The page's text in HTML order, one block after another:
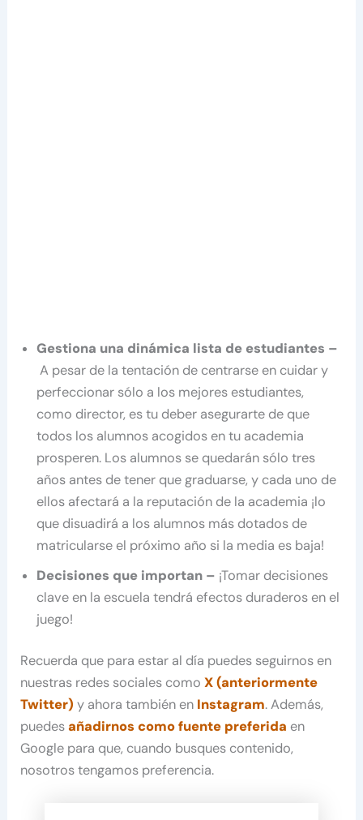
Gestiona una dinámica lista de estudiantes –
A pesar de la tentación de centrarse en cuidar y
perfeccionar sólo a los mejores estudiantes,
como director, es tu deber asegurarte de que
todos los alumnos acogidos en tu academia
prosperen. Los alumnos se quedarán sólo tres
años antes de tener que graduarse, y cada uno de
ellos afectará a la reputación de la academia ¡lo
que disuadirá a los alumnos más dotados de
matricularse el próximo año si la media es baja!
Decisiones que importan – ¡Tomar decisiones
clave en la escuela tendrá efectos duraderos en el
juego!
Recuerda que para estar al día puedes seguirnos en
nuestras redes sociales comoX (anteriormente
Twitter) y ahora también en Instagram. Además,
puedesañadirnos como fuente preferida en
Google para que, cuando busques contenido,
nosotros tengamos preferencia.